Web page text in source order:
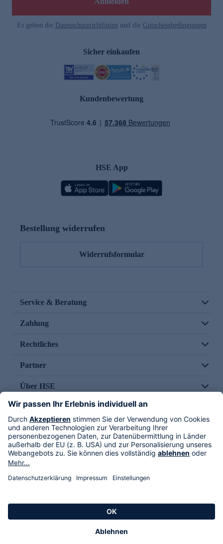
Es gelten die Datenschutzrichtlinien und die Gutscheinbedingungen
Sicher einkaufen
Kundenbewertung
HSE App
Bestellung widerrufen
Widerrufsformular
Service & Beratung
Zahlung
Rechtliches
Partner
Über HSE
Im TV
HSE International